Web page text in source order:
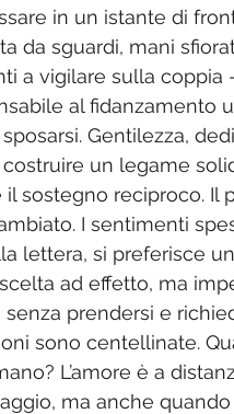
in un istante di
da sguardi, mani
a vigilare sulla coppia
al fidanzamento
Gentilezza,
un legame
sostegno reciproco. Il
I sentimenti
lettera, si preferisce
ad effetto, ma
prendersi e
sono centellinate.
L’amore è a
ma anche